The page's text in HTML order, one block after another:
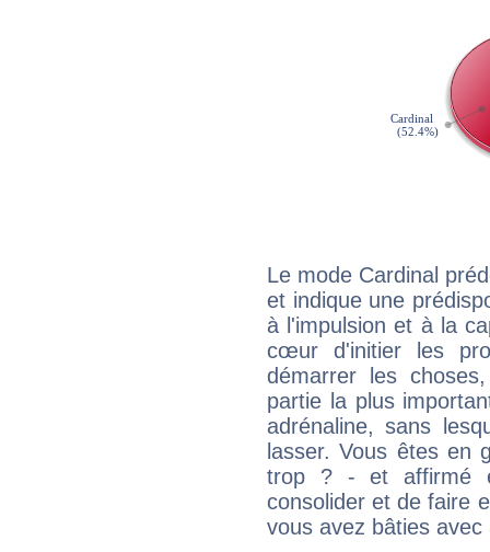
Le mode Cardinal
et indique une
à l'impulsion et à la
cœur d'initier les
démarrer les
partie la plus
adrénaline, sans
lasser. Vous êtes en
trop ? - et affirmé
consolider et de faire
vous avez bâties avec